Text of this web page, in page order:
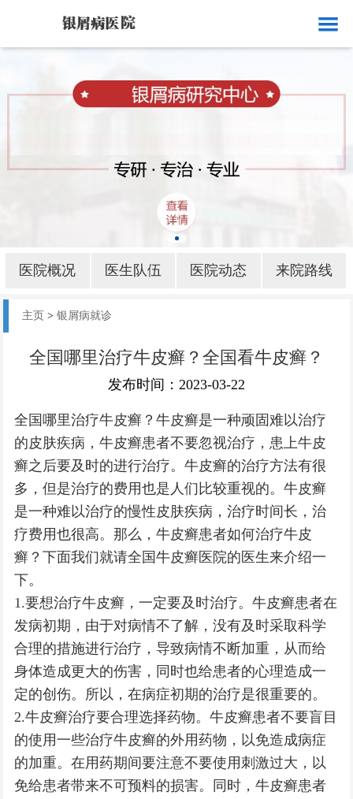
医院概况
银屑病护理
银屑病常识
医院概况 医生队伍 医院动态 来院路线
主页 >银屑病就诊
全国哪里治疗牛皮癣？全国看牛皮癣？
发布时间：2023-03-22
全国哪里治疗牛皮癣？牛皮癣是一种顽固难以治疗
的皮肤疾病，牛皮癣患者不要忽视治疗，患上牛皮
癣之后要及时的进行治疗。牛皮癣的治疗方法有很
多，但是治疗的费用也是人们比较重视的。牛皮癣
是一种难以治疗的慢性皮肤疾病，治疗时间长，治
疗费用也很高。那么，牛皮癣患者如何治疗牛皮
癣？下面我们就请全国牛皮癣医院的医生来介绍一
下。
1.要想治疗牛皮癣，一定要及时治疗。牛皮癣患者在
发病初期，由于对病情不了解，没有及时采取科学
合理的措施进行治疗，导致病情不断加重，从而给
身体造成更大的伤害，同时也给患者的心理造成一
定的创伤。所以，在病症初期的治疗是很重要的。
2.牛皮癣治疗要合理选择药物。牛皮癣患者不要盲目
的使用一些治疗牛皮癣的外用药物，以免造成病症
的加重。在用药期间要注意不要使用刺激过大，以
免给患者带来不可预料的损害。同时，牛皮癣患者